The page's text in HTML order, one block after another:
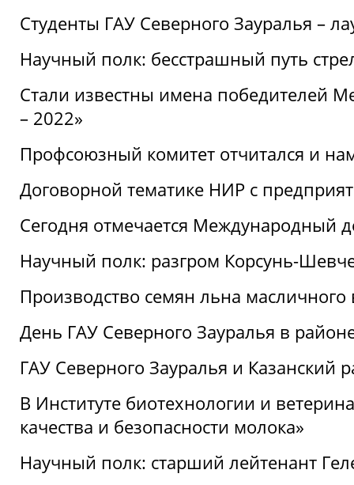
Студенты ГАУ Северного Зауралья –
Научный полк: бесстрашный путь
Стали известны имена победителей
– 2022»
Профсоюзный комитет отчитался и
Договорной тематике НИР с
Сегодня отмечается Международный
Научный полк: разгром Корсунь-
Производство семян льна
День ГАУ Северного Зауралья в
ГАУ Северного Зауралья и Казанский
В Институте биотехнологии и
качества и безопасности молока»
Научный полк: старший лейтенант